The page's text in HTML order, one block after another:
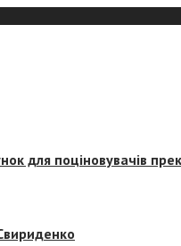
для поціновувачів